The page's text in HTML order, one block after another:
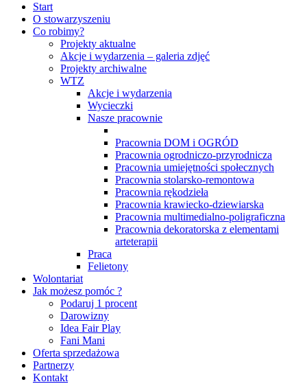
Start
O stowarzyszeniu
Co robimy?
Projekty aktualne
Akcje i wydarzenia – galeria zdjęć
Projekty archiwalne
WTZ
Akcje i wydarzenia
Wycieczki
Nasze pracownie
Pracownia DOM i OGRÓD
Pracownia ogrodniczo-przyrodnicza
Pracownia umiejętności społecznych
Pracownia stolarsko-remontowa
Pracownia rękodzieła
Pracownia krawiecko-dziewiarska
Pracownia multimedialno-poligraficzna
Pracownia dekoratorska z elementami
arteterapii
Praca
Felietony
Wolontariat
Jak możesz pomóc ?
Podaruj 1 procent
Darowizny
Idea Fair Play
Fani Mani
Oferta sprzedażowa
Partnerzy
Kontakt